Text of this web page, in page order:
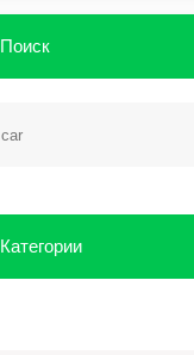
Поиск
Категории